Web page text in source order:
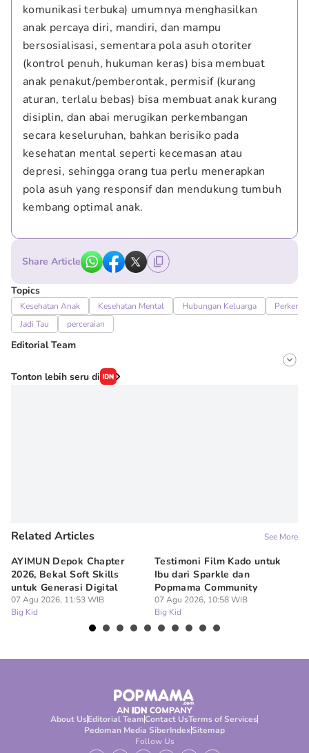
komunikasi terbuka) umumnya menghasilkan
anak percaya diri, mandiri, dan mampu
bersosialisasi, sementara pola asuh otoriter
(kontrol penuh, hukuman keras) bisa membuat
anak penakut/pemberontak, permisif (kurang
aturan, terlalu bebas) bisa membuat anak kurang
disiplin, dan abai merugikan perkembangan
secara keseluruhan, bahkan berisiko pada
kesehatan mental seperti kecemasan atau
depresi, sehingga orang tua perlu menerapkan
pola asuh yang responsif dan mendukung tumbuh
kembang optimal anak.
Share Article
Topics
Kesehatan Anak Kesehatan Mental Hubungan Keluarga
Jadi Tau
perceraian
Editorial Team
Editor
Tonton lebih seru di
Related Articles See More
AYIMUN Depok Chapter
2026, Bekal Soft Skills
untuk Generasi Digital
07 Agu 2026, 11:53 WIB
Big Kid
Testimoni Film Kado untuk
Ibu dari Sparkle dan
Popmama Community
07 Agu 2026, 10:58 WIB
Big Kid
About UsEditorial TeamContact UsTerms of Services
Pedoman Media SiberIndexSitemap
Follow Us